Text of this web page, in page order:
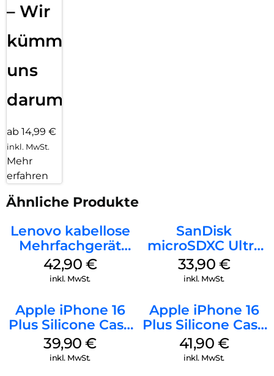
– Wir
kümmern
uns
darum!
ab 14,99 €
inkl. MwSt.
Mehr
erfahren
Ähnliche Produkte
Lenovo kabellose
Mehrfachgerät
Luna Grey
42,90 €
inkl. MwSt.
SanDisk
microSDXC Ultra
128 GB + Adapter
Mobile
33,90 €
inkl. MwSt.
Apple iPhone 16
Plus Silicone Case
MagSafe Plum
39,90€
inkl. MwSt.
Apple iPhone 16
Plus Silicone Case
MagSafe Stone
Gray
41,90 €
inkl. MwSt.